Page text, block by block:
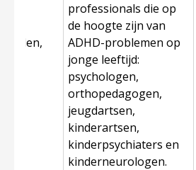
professionals die op
de hoogte zijn van
ADHD-problemen op
jonge leeftijd:
psychologen,
orthopedagogen,
jeugdartsen,
kinderartsen,
kinderpsychiaters en
kinderneurologen.